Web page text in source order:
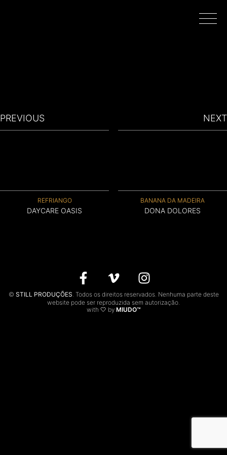
REALIZADORES
EN
PREVIOUS
REFRIANGO
DAYCARE OASIS
NEXT
BANANA DA MADEIRA
DONA DOLORES
© STILL PRODUÇÕES. Todos os direitos reservados. Nenhuma parte deste
website pode ser reproduzida sem autorização.
with 🤍 by MIUDO™